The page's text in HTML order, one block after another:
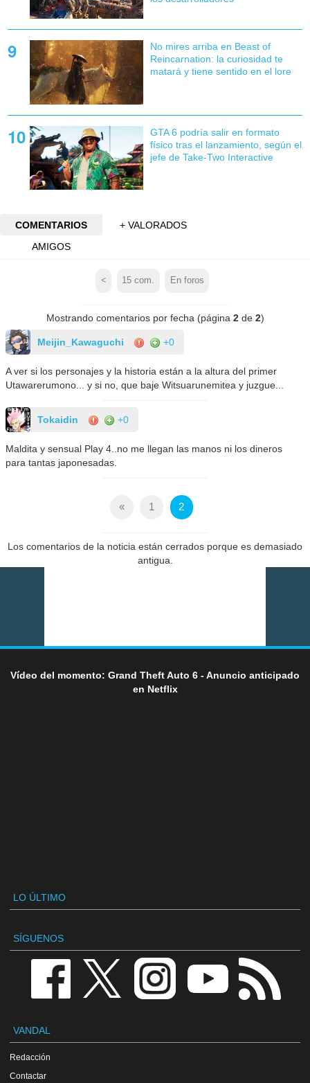
No mires arriba en Beast of
Reincarnation: la curiosidad te
matará y tiene sentido en el lore
GTA 6 podría salir en formato
físico tras el lanzamiento, según el
jefe de Take-Two Interactive
COMENTARIOS
+ VALORADOS
AMIGOS
< 15 com. En foros
Mostrando comentarios por fecha (página 2de 2)
Meijin_Kawaguchi +0
A ver si los personajes y la historia están a la altura del primer
Utawarerumono... y si no, que baje Witsuarunemitea y juzgue...
Tokaidin +0
Maldita y sensual Play 4..no me llegan las manos ni los dineros
para tantas japonesadas.
« 1 2
Los comentarios de la noticia están cerrados porque es demasiado
antigua.
Vídeo del momento: Grand Theft Auto 6 - Anuncio anticipado
en Netflix
LO ÚLTIMO
SÍGUENOS
VANDAL
Redacción
Contactar